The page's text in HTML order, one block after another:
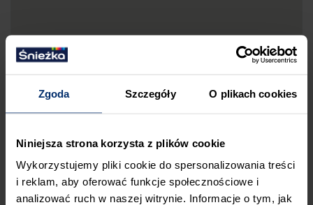
Zgoda Szczegóły O plikach cookies
Niniejsza strona korzysta z plików cookie
Wykorzystujemy pliki cookie do spersonalizowania treści
i reklam, aby oferować funkcje społecznościowe i
analizować ruch w naszej witrynie. Informacje o tym, jak
ZGŁOŚ BŁĄD
PRZED WIZYTĄ W SKLEPIE POLECAMY: